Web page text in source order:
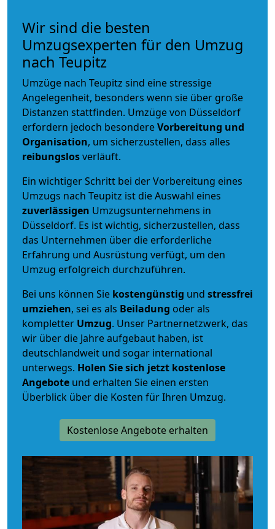
Wir sind die besten
Umzugsexperten für den Umzug
nach Teupitz
Umzüge nach Teupitz sind eine stressige
Angelegenheit, besonders wenn sie über große
Distanzen stattfinden. Umzüge von Düsseldorf
erfordern jedoch besondereVorbereitung und
Organisation, um sicherzustellen, dass alles
reibungslosverläuft.
Ein wichtiger Schritt bei der Vorbereitung eines
Umzugs nach Teupitz ist die Auswahl eines
zuverlässigen Umzugsunternehmens in
Düsseldorf. Es ist wichtig, sicherzustellen, dass
das Unternehmen über die erforderliche
Erfahrung und Ausrüstung verfügt, um den
Umzug erfolgreich durchzuführen.
Bei uns können Sie kostengünstig und stressfrei
umziehen, sei es als Beiladung oder als
kompletter Umzug. Unser Partnernetzwerk, das
wir über die Jahre aufgebaut haben, ist
deutschlandweit und sogar international
unterwegs. Holen Sie sich jetzt kostenlose
Angebote und erhalten Sie einen ersten
Überblick über die Kosten für Ihren Umzug.
Kostenlose Angebote erhalten